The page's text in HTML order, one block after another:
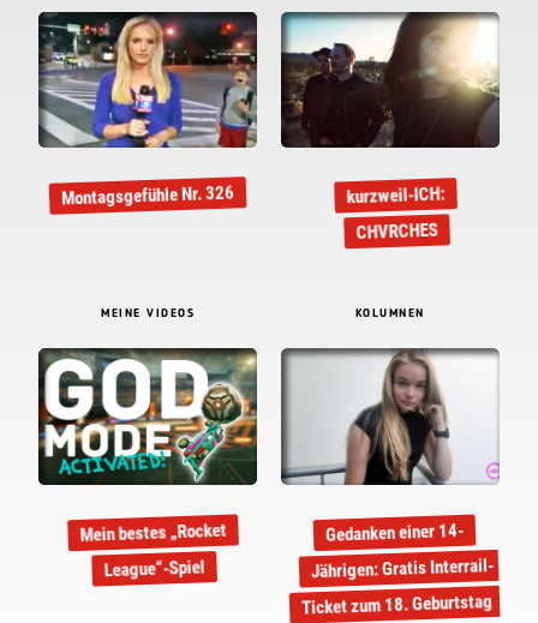
Montagsgefühle Nr. 326 kurzweil-ICH:
CHVRCHES
MEINE VIDEOS
Mein bestes „Rocket
League“-Spiel
KOLUMNEN
Gedanken einer 14-
Jährigen: Gratis Interrail-
Ticket zum 18. Geburtstag